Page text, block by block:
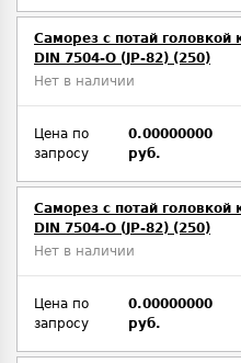
Саморез с потай
DIN 7504-O (JP-82) (250)
Нет в наличии
Цена по
запросу
0.00000000
руб.
Саморез с потай
DIN 7504-O (JP-82) (250)
Нет в наличии
Цена по
запросу
0.00000000
руб.